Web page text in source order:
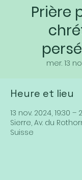
Prière
mer. 13
Heure et lieu
13 nov. 2024, 19:30 –
Sierre, Av. du
Suisse